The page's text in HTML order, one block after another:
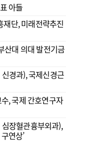
아들
단, 미래전략추진
산대 의대 발전기금
경과), 국제신경근
, 국제 간호연구자
장혈관흉부외과),
연상’